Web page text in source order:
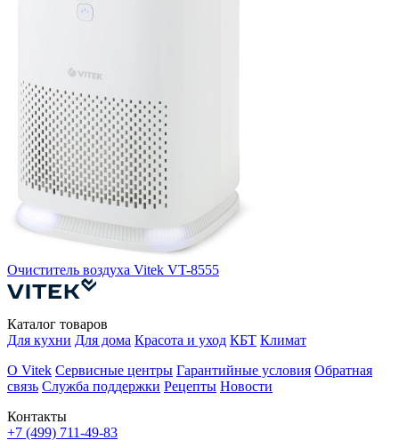
Очиститель воздуха Vitek VT-8555
Контакты
+7 (499) 711-49-83
Каталог товаров
Для кухни Для дома Красота и уход КБТ Климат
О Vitek Сервисные центры Гарантийные условия Обратная
связь Служба поддержки Рецепты Новости